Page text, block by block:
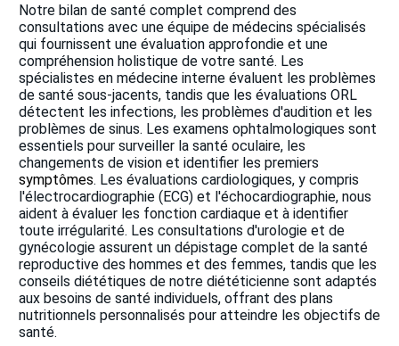
Notre bilan de santé complet comprend des
consultations avec une équipe de médecins spécialisés
qui fournissent une évaluation approfondie et une
compréhension holistique de votre santé. Les
spécialistes en médecine interne évaluent les problèmes
de santé sous-jacents, tandis que les évaluations ORL
détectent les infections, les problèmes d'audition et les
problèmes de sinus. Les examens ophtalmologiques sont
essentiels pour surveiller la santé oculaire, les
changements de vision et identifier les premiers
symptômes. Les évaluations cardiologiques, y compris
l'électrocardiographie (ECG) et l'échocardiographie, nous
aident à évaluer les fonction cardiaque et à identifier
toute irrégularité. Les consultations d'urologie et de
gynécologie assurent un dépistage complet de la santé
reproductive des hommes et des femmes, tandis que les
conseils diététiques de notre diététicienne sont adaptés
aux besoins de santé individuels, offrant des plans
nutritionnels personnalisés pour atteindre les objectifs de
santé.